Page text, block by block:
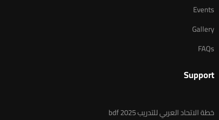
Events
Gallery
FAQs
Support
خطة الاتحاد العربي للتدريب 2025 bdf